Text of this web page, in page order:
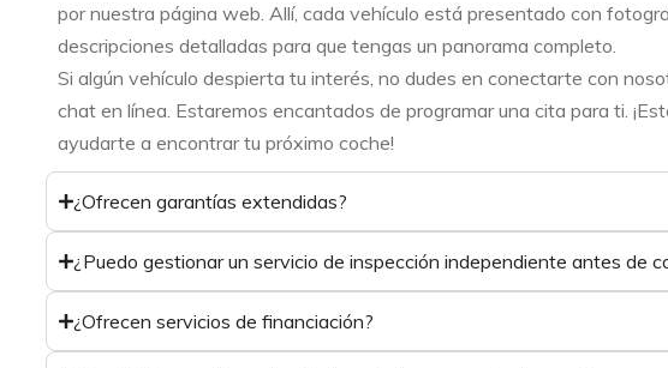
por nuestra página web. Allí, cada vehículo está presentado con
descripciones detalladas para que tengas un panorama completo.
Si algún vehículo despierta tu interés, no dudes en conectarte con
chat en línea. Estaremos encantados de programar una cita para ti.
ayudarte a encontrar tu próximo coche!
¿Ofrecen garantías extendidas?
¿Puedo gestionar un servicio de inspección independiente antes de
¿Ofrecen servicios de financiación?